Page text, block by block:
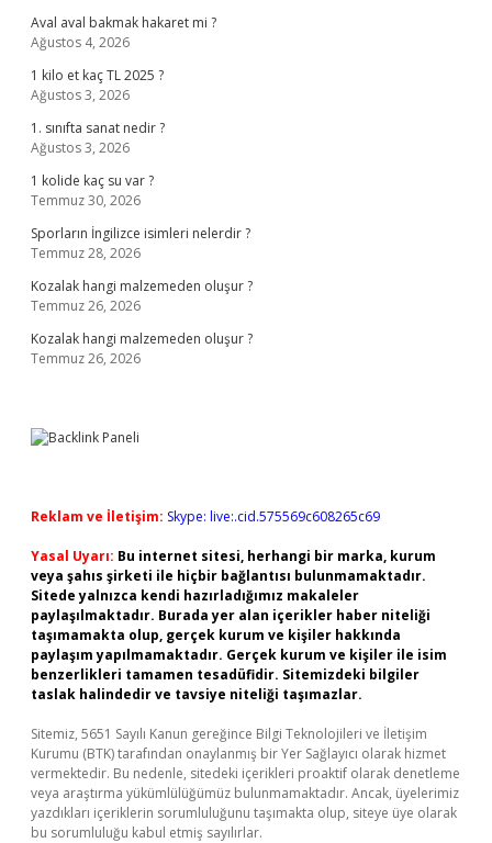
Aval aval bakmak hakaret mi ?
Ağustos 4, 2026
1 kilo et kaç TL 2025 ?
Ağustos 3, 2026
1. sınıfta sanat nedir ?
Ağustos 3, 2026
1 kolide kaç su var ?
Temmuz 30, 2026
Sporların İngilizce isimleri nelerdir ?
Temmuz 28, 2026
Kozalak hangi malzemeden oluşur ?
Temmuz 26, 2026
Kozalak hangi malzemeden oluşur ?
Temmuz 26, 2026
Reklam ve İletişim: Skype: live:.cid.575569c608265c69
Yasal Uyarı: Bu internet sitesi, herhangi bir marka, kurum
veya şahıs şirketi ile hiçbir bağlantısı bulunmamaktadır.
Sitede yalnızca kendi hazırladığımız makaleler
paylaşılmaktadır. Burada yer alan içerikler haber niteliği
taşımamakta olup, gerçek kurum ve kişiler hakkında
paylaşım yapılmamaktadır. Gerçek kurum ve kişiler ile isim
benzerlikleri tamamen tesadüfidir. Sitemizdeki bilgiler
taslak halindedir ve tavsiye niteliği taşımazlar.
Sitemiz, 5651 Sayılı Kanun gereğince Bilgi Teknolojileri ve İletişim
Kurumu (BTK) tarafından onaylanmış bir Yer Sağlayıcı olarak hizmet
vermektedir. Bu nedenle, sitedeki içerikleri proaktif olarak denetleme
veya araştırma yükümlülüğümüz bulunmamaktadır. Ancak, üyelerimiz
yazdıkları içeriklerin sorumluluğunu taşımakta olup, siteye üye olarak
bu sorumluluğu kabul etmiş sayılırlar.